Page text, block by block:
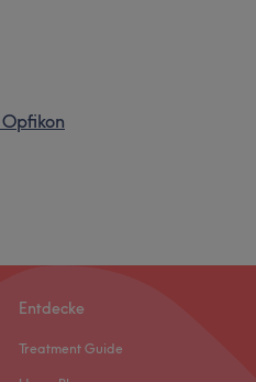
Entdecke
Treatment Guide